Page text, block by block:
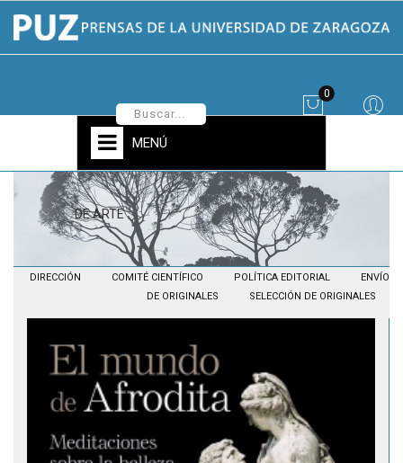
0
MENÚ
DE ARTE
DIRECCIÓN COMITÉ CIENTÍFICO POLÍTICA EDITORIAL
ENVÍO
DE ORIGINALES
SELECCIÓN DE ORIGINALES